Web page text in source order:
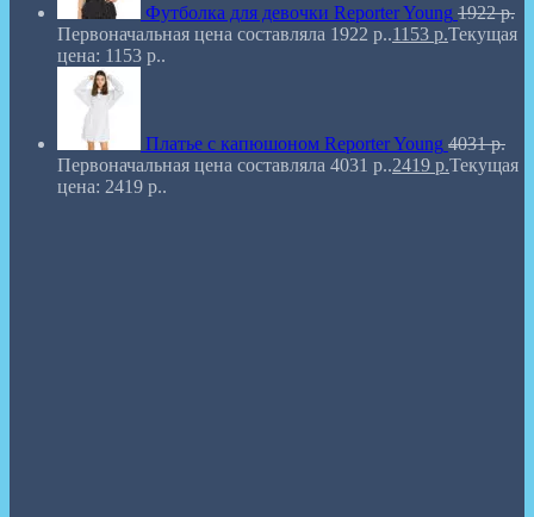
Футболка для девочки Reporter Young 1922р.
Первоначальная цена составляла 1922 р..1153 р.Текущая
цена: 1153 р..
Платье с капюшоном Reporter Young 4031р.
Первоначальная цена составляла 4031 р..2419 р.Текущая
цена: 2419 р..